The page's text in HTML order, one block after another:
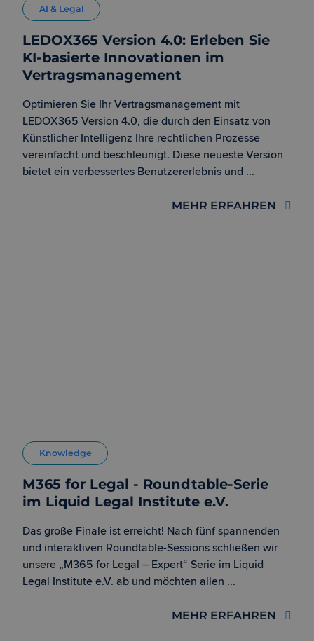
AI & Legal
LEDOX365 Version 4.0: Erleben Sie
KI-basierte Innovationen im
Vertragsmanagement
Optimieren Sie Ihr Vertragsmanagement mit
LEDOX365 Version 4.0, die durch den Einsatz von
Künstlicher Intelligenz Ihre rechtlichen Prozesse
vereinfacht und beschleunigt. Diese neueste Version
bietet ein verbessertes Benutzererlebnis und ...
MEHR ERFAHREN
Knowledge
M365 for Legal - Roundtable-Serie
im Liquid Legal Institute e.V.
Das große Finale ist erreicht! Nach fünf spannenden
und interaktiven Roundtable-Sessions schließen wir
unsere „M365 for Legal – Expert“ Serie im Liquid
Legal Institute e.V. ab und möchten allen ...
MEHR ERFAHREN